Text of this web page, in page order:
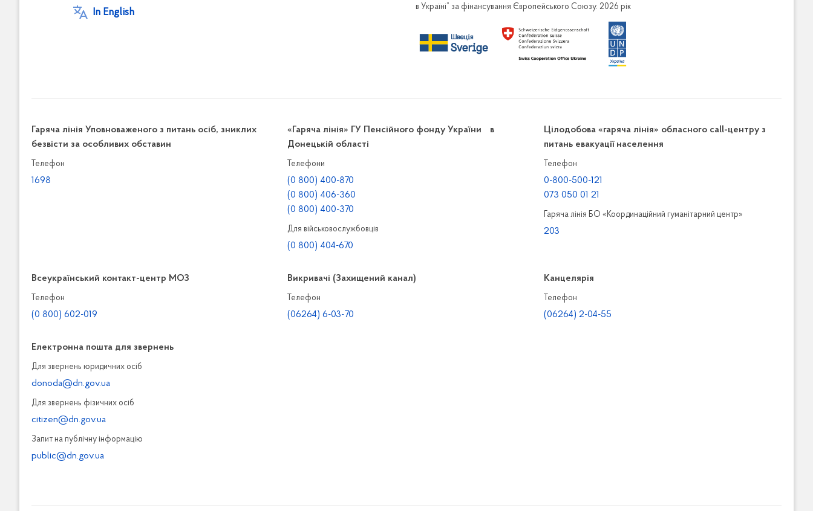
In English
в Україні” за фінансування Європейського Союзу. 2026 рік
Гаряча лінія Уповноваженого з питань осіб, зниклих
безвісти за особливих обставин
Телефон
1698
«Гаряча лінія» ГУ Пенсійного фонду України в
Донецькій області
Телефони
(0 800) 400-870
(0 800) 406-360
(0 800) 400-370
Для військовослужбовців
(0 800) 404-670
Цілодобова «гаряча лінія» обласного call-центру з
питань евакуації населення
Телефон
0-800-500-121
073 050 01 21
Гаряча лінія БО «Координаційний гуманітарний центр»
203
Всеукраїнський контакт-центр МОЗ
Телефон
(0 800) 602-019
Викривачі (Захищений канал)
Телефон
(06264) 6-03-70
Канцелярiя
Телефон
(06264) 2-04-55
Електронна пошта для звернень
Для звернень юридичних осiб
donoda@dn.gov.ua
Для звернень фізичних осiб
citizen@dn.gov.ua
Запит на публiчну інформацiю
public@dn.gov.ua